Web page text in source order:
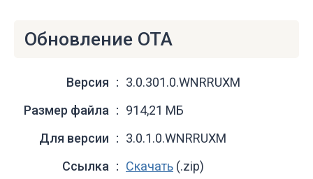
Обновление OTA
Версия
3.0.301.0.WNRRUXM
Размер файла
914,21 МБ
Для версии
3.0.1.0.WNRRUXM
Ссылка
Скачать (.zip)